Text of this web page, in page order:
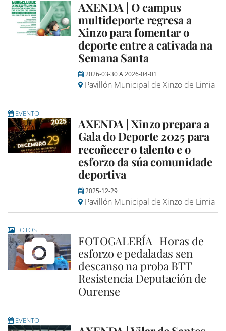
AXENDA | O campus
multideporte regresa a
Xinzo para fomentar o
deporte entre a cativada na
Semana Santa
2026-03-30A2026-04-01
Pavillón Municipal de Xinzo de Limia
EVENTO
AXENDA | Xinzo prepara a
Gala do Deporte 2025 para
recoñecer o talento e o
esforzo da súa comunidade
deportiva
2025-12-29
Pavillón Municipal de Xinzo de Limia
FOTOS
FOTOGALERÍA | Horas de
esforzo e pedaladas sen
descanso na proba BTT
Resistencia Deputación de
Ourense
EVENTO